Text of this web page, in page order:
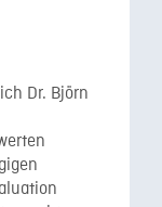
Dr. Björn